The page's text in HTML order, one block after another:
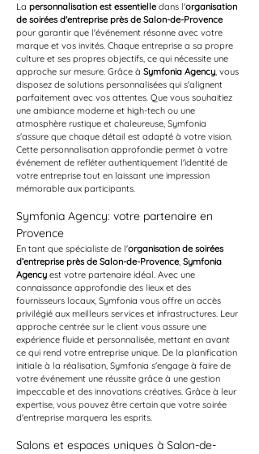
La personnalisation est essentielle dans l'organisation
de soirées d'entreprise près de Salon-de-Provence
pour garantir que l'événement résonne avec votre
marque et vos invités. Chaque entreprise a sa propre
culture et ses propres objectifs, ce qui nécessite une
approche sur mesure. Grâce à Symfonia Agency, vous
disposez de solutions personnalisées qui s'alignent
parfaitement avec vos attentes. Que vous souhaitiez
une ambiance moderne et high-tech ou une
atmosphère rustique et chaleureuse, Symfonia
s'assure que chaque détail est adapté à votre vision.
Cette personnalisation approfondie permet à votre
événement de refléter authentiquement l'identité de
votre entreprise tout en laissant une impression
mémorable aux participants.
Symfonia Agency: votre partenaire en
Provence
En tant que spécialiste de l'organisation de soirées
d’entreprise près de Salon-de-Provence, Symfonia
Agency est votre partenaire idéal. Avec une
connaissance approfondie des lieux et des
fournisseurs locaux, Symfonia vous offre un accès
privilégié aux meilleurs services et infrastructures. Leur
approche centrée sur le client vous assure une
expérience fluide et personnalisée, mettant en avant
ce qui rend votre entreprise unique. De la planification
initiale à la réalisation, Symfonia s'engage à faire de
votre événement une réussite grâce à une gestion
impeccable et des innovations créatives. Grâce à leur
expertise, vous pouvez être certain que votre soirée
d'entreprise marquera les esprits.
Salons et espaces uniques à Salon-de-